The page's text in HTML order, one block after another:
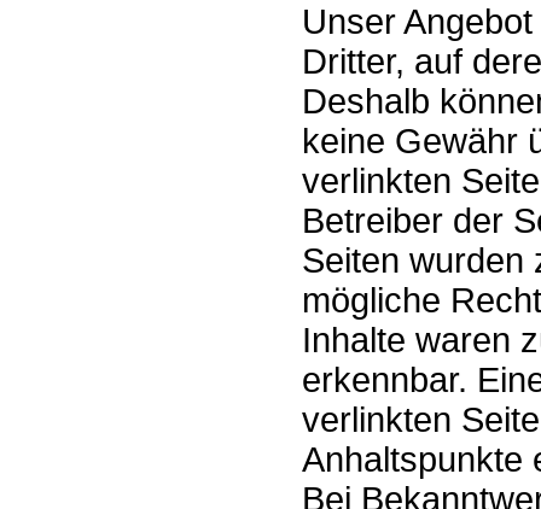
Unser
Dritter, auf
Deshalb
keine Gewähr
verlinkten
Betreiber der
Seiten wurden
mögliche
Inhalte waren
erkennbar.
verlinkten
Anhaltspunkte
Bei